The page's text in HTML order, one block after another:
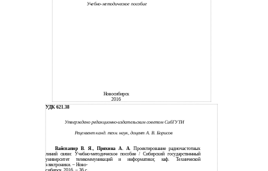
Учебно-методическое пособие
Новосибирск
2016
УДК 621.38
Утверждено редакционно-издательским советом СибГУТИ
Рецензент канд. техн. наук, доцент А. В. Борисов
Вайспапир В. Я., Пряхина А. А.Проектирование радиочастотных
линий связи: Учебно-методическое пособие / Сибирский государственный
университет телекоммуникаций и информатики; каф. Технической
электроники. – Ново-